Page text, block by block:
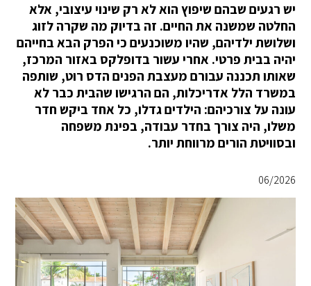
יש רגעים שבהם שיפוץ הוא לא רק שינוי עיצובי, אלא
החלטה שמשנה את החיים. זה בדיוק מה שקרה לזוג
ושלושת ילדיהם, שהיו משוכנעים כי הפרק הבא בחייהם
יהיה בבית פרטי. אחרי עשור בדופלקס באזור המרכז,
שאותו תכננה עבורם מעצבת הפנים הדס רוט, שותפה
במשרד הלל אדריכלות, הם הרגישו שהבית כבר לא
עונה על צורכיהם: הילדים גדלו, כל אחד ביקש חדר
משלו, היה צורך בחדר עבודה, בפינת משפחה
ובסוויטת הורים מרווחת יותר.
06/2026